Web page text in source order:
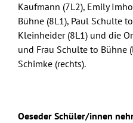
Kaufmann (7L2), Emily
Bühne (8L1), Paul Schulte
Kleinheider (8L1) und die
und Frau Schulte to Bühne
Schimke (rechts).
Oeseder Schüler/innen